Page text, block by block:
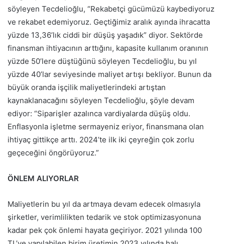
söyleyen Tecdelioğlu, “Rekabetçi gücümüzü kaybediyoruz
ve rekabet edemiyoruz. Geçtiğimiz aralık ayında ihracatta
yüzde 13,36’lık ciddi bir düşüş yaşadık” diyor. Sektörde
finansman ihtiyacının arttığını, kapasite kullanım oranının
yüzde 50’lere düştüğünü söyleyen Tecdelioğlu, bu yıl
yüzde 40’lar seviyesinde maliyet artışı bekliyor. Bunun da
büyük oranda işçilik maliyetlerindeki artıştan
kaynaklanacağını söyleyen Tecdelioğlu, şöyle devam
ediyor: “Siparişler azalınca vardiyalarda düşüş oldu.
Enflasyonla işletme sermayeniz eriyor, finansmana olan
ihtiyaç gittikçe arttı. 2024’te ilk iki çeyreğin çok zorlu
geçeceğini öngörüyoruz.”
ÖNLEM ALIYORLAR
Maliyetlerin bu yıl da artmaya devam edecek olmasıyla
şirketler, verimlilikten tedarik ve stok optimizasyonuna
kadar pek çok önlemi hayata geçiriyor. 2021 yılında 100